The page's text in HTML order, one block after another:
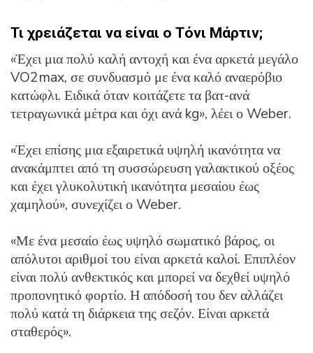
Τι χρειάζεται να είναι ο Τόνι Μάρτιν;
«Έχει μια πολύ καλή αντοχή και ένα αρκετά μεγάλο
VO2max, σε συνδυασμό με ένα καλό αναερόβιο
κατώφλι. Ειδικά όταν κοιτάζετε τα βατ-ανά
τετραγωνικά μέτρα και όχι ανά kg», λέει ο Weber.
«Έχει επίσης μια εξαιρετικά υψηλή ικανότητα να
ανακάμπτει από τη συσσώρευση γαλακτικού οξέος
και έχει γλυκολυτική ικανότητα μεσαίου έως
χαμηλού», συνεχίζει ο Weber.
«Με ένα μεσαίο έως υψηλό σωματικό βάρος, οι
απόλυτοι αριθμοί του είναι αρκετά καλοί. Επιπλέον
είναι πολύ ανθεκτικός και μπορεί να δεχθεί υψηλό
προπονητικό φορτίο. Η απόδοσή του δεν αλλάζει
πολύ κατά τη διάρκεια της σεζόν. Είναι αρκετά
σταθερός».